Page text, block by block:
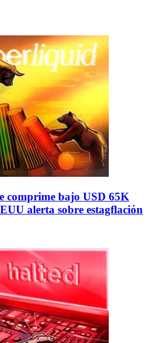
comprime bajo USD 65K
alerta sobre estagflación